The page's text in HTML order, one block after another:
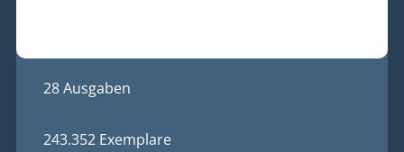
28 Ausgaben
243.352 Exemplare